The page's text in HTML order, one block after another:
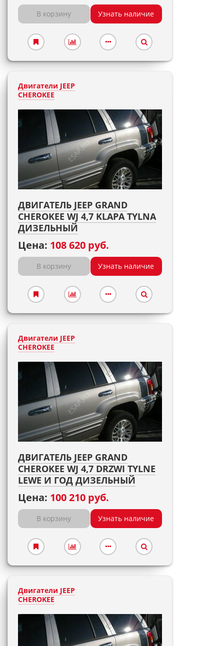
В корзину Узнать наличие
Двигатели JEEP
CHEROKEE
ДВИГАТЕЛЬ JEEP GRAND
CHEROKEE WJ 4,7 KLAPA TYLNA
ДИЗЕЛЬНЫЙ
Цена: 108 620 руб.
В корзину Узнать наличие
Двигатели JEEP
CHEROKEE
ДВИГАТЕЛЬ JEEP GRAND
CHEROKEE WJ 4,7 DRZWI TYLNE
LEWE И ГОД ДИЗЕЛЬНЫЙ
Цена: 100 210 руб.
В корзину Узнать наличие
Двигатели JEEP
CHEROKEE